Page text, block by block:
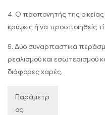
4. Ο προπονητής της
κρύψεις ή να προσποιηθείς
5. Δύο συναρπαστικά
ρεαλισμού και εσωτερισμού
διάφορες χαρές.
Παράμετρ
ος: